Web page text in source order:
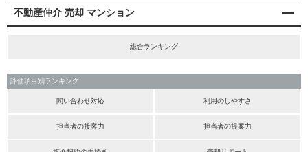
不動産仲介 売却 マンション
総合ランキング
評価項目別ランキング
問い合わせ対応 利用のしやすさ
担当者の接客力 担当者の提案力